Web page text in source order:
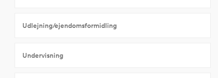
Udlejning/ejendomsformidling
Undervisning